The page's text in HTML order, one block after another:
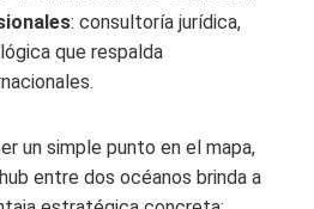
: consultoría jurídica,
que respalda
un simple punto en el mapa,
entre dos océanos brinda a